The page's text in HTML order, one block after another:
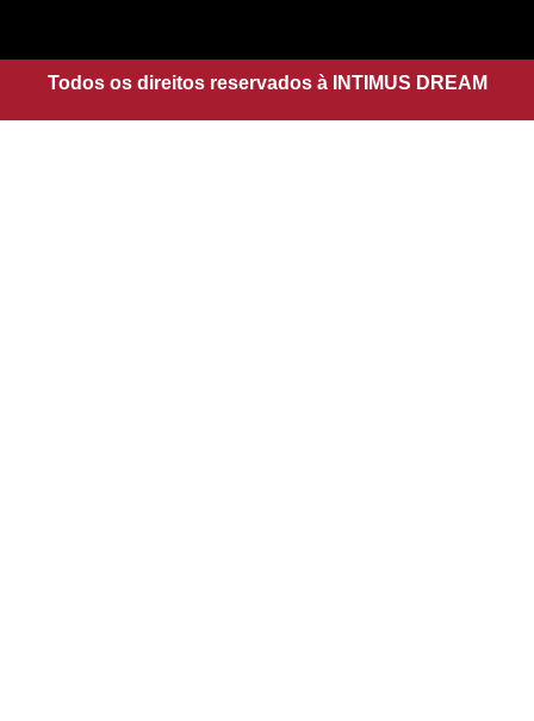
r
a
m
p
p
Todos os direitos reservados à INTIMUS DREAM